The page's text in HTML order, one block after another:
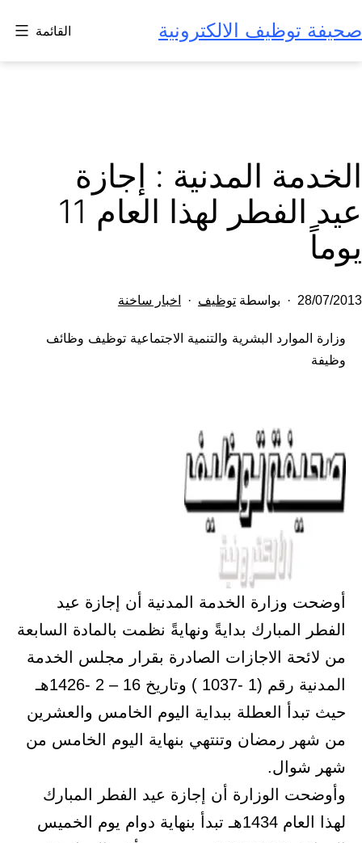
إلى
المحتوى
صحيفة توظيف الالكترونية القائمة
الخدمة المدنية : إجازة
عيد الفطر لهذا العام 11
يوماً
تم
في
28/07/2013 بواسطة توظيف
مصنف
اخبار ساخنة
وزارة الموارد البشرية والتنمية الاجتماعية توظيف وظائف
وظيفة
أوضحت وزارة الخدمة المدنية أن إجازة عيد
الفطر المبارك بدايةً ونهايةً نظمت بالمادة السابعة
من لائحة الاجازات الصادرة بقرار مجلس الخدمة
المدنية رقم (1 -1037 ) وتاريخ 16 – 2 -1426هـ
حيث تبدأ العطلة ببداية اليوم الخامس والعشرين
من شهر رمضان وتنتهي بنهاية اليوم الخامس من
شهر شوال.
وأوضحت الوزارة أن إجازة عيد الفطر المبارك
لهذا العام 1434هـ تبدأ بنهاية دوام يوم الخميس